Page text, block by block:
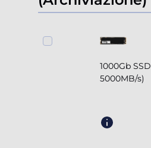
1000Gb
5000MB/s)